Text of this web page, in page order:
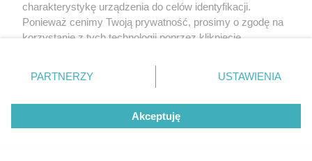
charakterystykę urządzenia do celów identyfikacji.
Ponieważ cenimy Twoją prywatność, prosimy o zgodę na
korzystanie z tych technologii poprzez kliknięcie
zmienić/wycofać klikając przycisk ustawień prywatności
znajdujący się w lewym dolnym rogu strony
rodzaje przetwarzania danych nie wymagają zgody
użytkownika, ale masz prawo sprzeciwić się takiemu
przetwarzaniu. Preferencje będą miały zastosowanie tylko
PARTNERZY USTAWIENIA
Akceptuję